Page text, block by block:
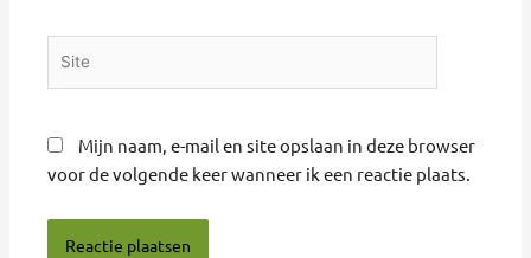
Mijn naam, e-mail en site opslaan in deze browser
voor de volgende keer wanneer ik een reactie plaats.